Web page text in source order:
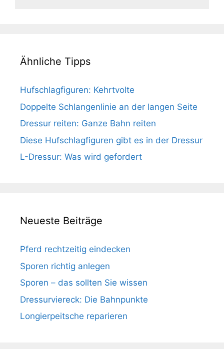
Ähnliche Tipps
Hufschlagfiguren: Kehrtvolte
Doppelte Schlangenlinie an der langen Seite
Dressur reiten: Ganze Bahn reiten
Diese Hufschlagfiguren gibt es in der Dressur
L-Dressur: Was wird gefordert
Neueste Beiträge
Pferd rechtzeitig eindecken
Sporen richtig anlegen
Sporen – das sollten Sie wissen
Dressurviereck: Die Bahnpunkte
Longierpeitsche reparieren